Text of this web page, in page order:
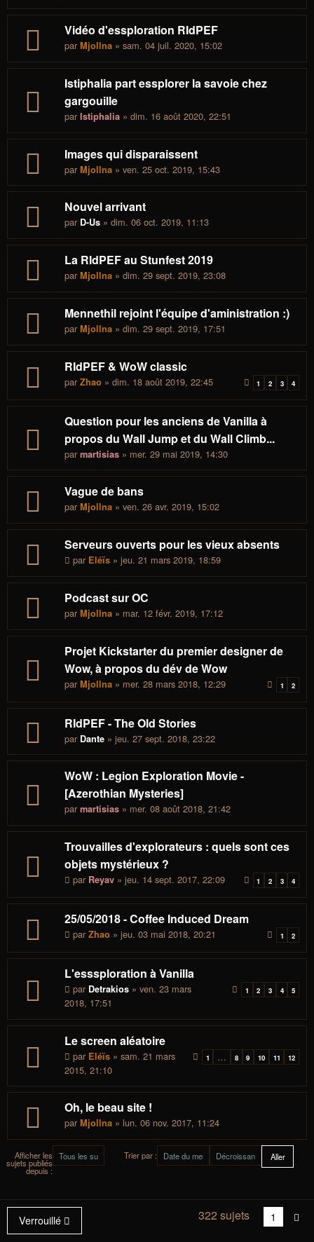
Vidéo d'essploration RIdPEF
par Mjollna » sam. 04 juil. 2020, 15:02
Istiphalia part essplorer la savoie chez
gargouille
par Istiphalia » dim. 16 août 2020, 22:51
Images qui disparaissent
par Mjollna » ven. 25 oct. 2019, 15:43
Nouvel arrivant
par D-Us » dim. 06 oct. 2019, 11:13
La RIdPEF au Stunfest 2019
par Mjollna » dim. 29 sept. 2019, 23:08
Mennethil rejoint l'équipe d'aministration :)
par Mjollna » dim. 29 sept. 2019, 17:51
RIdPEF & WoW classic
1 2 3 4
par Zhao » dim. 18 août 2019, 22:45
Question pour les anciens de Vanilla à
propos du Wall Jump et du Wall Climb...
par martisias » mer. 29 mai 2019, 14:30
Vague de bans
par Mjollna » ven. 26 avr. 2019, 15:02
Serveurs ouverts pour les vieux absents
par Eléïs » jeu. 21 mars 2019, 18:59
Podcast sur OC
par Mjollna » mar. 12 févr. 2019, 17:12
Projet Kickstarter du premier designer de
Wow, à propos du dév de Wow
1 2
par Mjollna » mer. 28 mars 2018, 12:29
RIdPEF - The Old Stories
par Dante » jeu. 27 sept. 2018, 23:22
WoW : Legion Exploration Movie -
[Azerothian Mysteries]
par martisias » mer. 08 août 2018, 21:42
Trouvailles d'explorateurs : quels sont ces
objets mystérieux ?
1 2 3 4
par Reyav » jeu. 14 sept. 2017, 22:09
25/05/2018 - Coffee Induced Dream
1 2
par Zhao » jeu. 03 mai 2018, 20:21
L'esssploration à Vanilla
1 2 3 4 5
par Detrakios » ven. 23 mars
2018, 17:51
Le screen aléatoire
1 … 8 9 10 11 12
par Eléïs » sam. 21 mars
2015, 21:10
Oh, le beau site !
par Mjollna » lun. 06 nov. 2017, 11:24
Afficher les
sujets publiés
depuis :
Trier par :
Verrouillé 322 sujets
Vous
1